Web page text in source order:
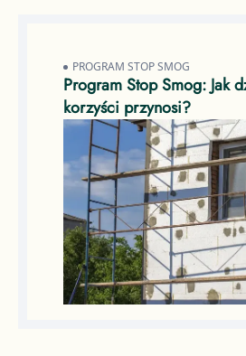
PROGRAM STOP SMOG
Program Stop Smog: Jak
korzyści przynosi?